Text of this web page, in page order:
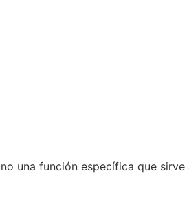
una función específica que